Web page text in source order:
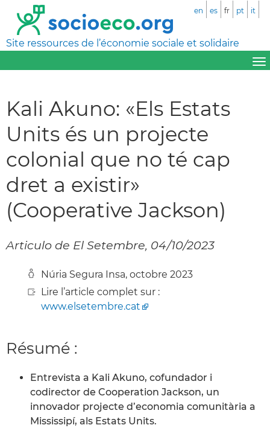
Site ressources de l’économie sociale et solidaire
en es fr pt it
Kali Akuno: «Els Estats
Units és un projecte
colonial que no té cap
dret a existir»
(Cooperative Jackson)
Articulo de El Setembre, 04/10/2023
Núria Segura Insa, octobre 2023
Lire l’article complet sur :
www.elsetembre.cat
Résumé :
Entrevista a Kali Akuno, cofundador i
codirector de Cooperation Jackson, un
innovador projecte d’economia comunitària a
Mississipí, als Estats Units.